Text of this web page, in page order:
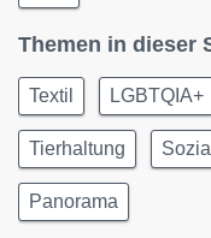
Themen in dieser
Textil LGBTQIA+
Tierhaltung
Panorama